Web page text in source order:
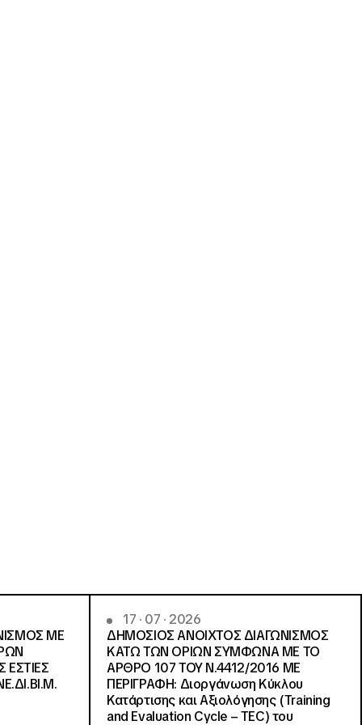
ΜΕ
ΕΣΤΙΕΣ
17 · 07 · 2026
ΔΗΜΟΣΙΟΣ ΑΝΟΙΧΤΟΣ ΔΙΑΓΩΝΙΣΜΟΣ
ΚΑΤΩ ΤΩΝ ΟΡΙΩΝ ΣΥΜΦΩΝΑ ΜΕ ΤΟ
ΑΡΘΡΟ 107 ΤΟΥ Ν.4412/2016 ΜΕ
ΠΕΡΙΓΡΑΦΗ: Διοργάνωση Κύκλου
Κατάρτισης και Αξιολόγησης (Training
and Evaluation Cycle – TEC) του